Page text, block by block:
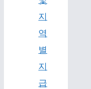
지
역
별
지
급